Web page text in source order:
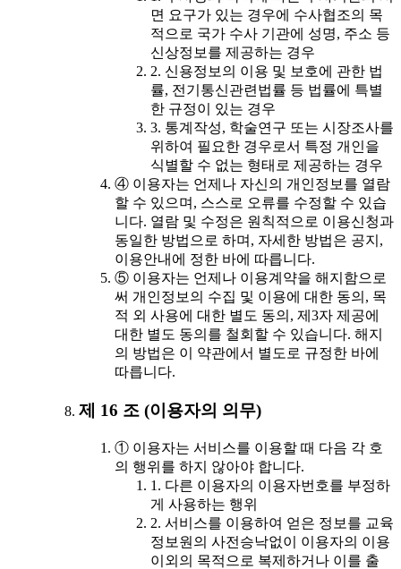
면 요구가 있는 경우에 수사협조의 목
적으로 국가 수사 기관에 성명, 주소 등
신상정보를 제공하는 경우
2. 신용정보의 이용 및 보호에 관한 법
률, 전기통신관련법률 등 법률에 특별
한 규정이 있는 경우
3. 통계작성, 학술연구 또는 시장조사를
위하여 필요한 경우로서 특정 개인을
식별할 수 없는 형태로 제공하는 경우
④ 이용자는 언제나 자신의 개인정보를 열람
할 수 있으며, 스스로 오류를 수정할 수 있습
니다. 열람 및 수정은 원칙적으로 이용신청과
동일한 방법으로 하며, 자세한 방법은 공지,
이용안내에 정한 바에 따릅니다.
⑤ 이용자는 언제나 이용계약을 해지함으로
써 개인정보의 수집 및 이용에 대한 동의, 목
적 외 사용에 대한 별도 동의, 제3자 제공에
대한 별도 동의를 철회할 수 있습니다. 해지
의 방법은 이 약관에서 별도로 규정한 바에
따릅니다.
제 16 조 (이용자의 의무)
① 이용자는 서비스를 이용할 때 다음 각 호
의 행위를 하지 않아야 합니다.
1. 다른 이용자의 이용자번호를 부정하
게 사용하는 행위
2. 서비스를 이용하여 얻은 정보를 교육
정보원의 사전승낙없이 이용자의 이용
이외의 목적으로 복제하거나 이를 출